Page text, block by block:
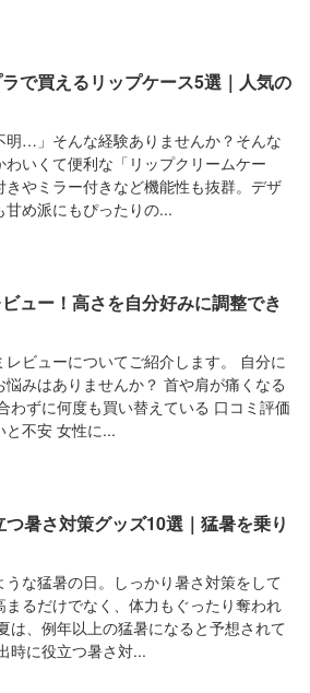
で買えるリップケース5選｜人気の
明…」そんな経験ありませんか？そんな
いくて便利な「リップクリームケー
やミラー付きなど機能性も抜群。デザ
め派にもぴったりの...
ュー！高さを自分好みに調整でき
ビューについてご紹介します。 自分に
みはありませんか？ 首や肩が痛くなる
わずに何度も買い替えている 口コミ評価
と不安 女性に...
つ暑さ対策グッズ10選｜猛暑を乗り
な猛暑の日。しっかり暑さ対策をして
るだけでなく、体力もぐったり奪われ
は、例年以上の猛暑になると予想されて
時に役立つ暑さ対...